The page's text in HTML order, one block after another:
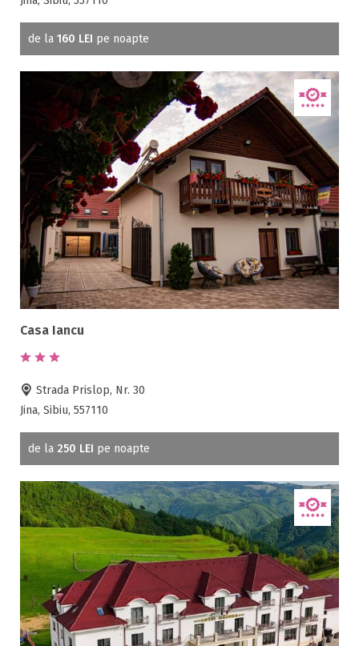
All inclusive
Pensiune completa
Mic dejun
Accepta animale
Accepta voucher vacanta
Acces bucatarie
Acces persoane cu dizabilități
ATV
Bar
Beauty center
Biliard
Cablu tv
Cazino
Ceaun
Ciubar
Crama
Discoteca
Echitatie
Fax
Ferma proprie
Foisor in curte
Frigider
Gradina / curte
Gratar
Inchirieri biciclete
Jacuzzi
Lac
Livada
de la 160 LEI pe noapte
Casa Iancu
Strada Prislop, Nr. 30
Jina, Sibiu, 557110
de la 250 LEI pe noapte